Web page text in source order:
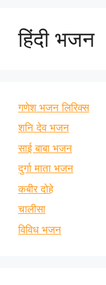
हिंदी भजन
गणेश भजन लिरिक्स
शनि देव भजन
साई बाबा भजन
दुर्गा माता भजन
कबीर दोहे
चालीसा
विविध भजन